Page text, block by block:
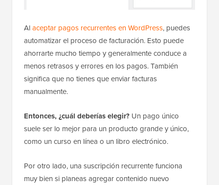
Alaceptar pagos recurrentes en WordPress, puedes
automatizar el proceso de facturación. Esto puede
ahorrarte mucho tiempo y generalmente conduce a
menos retrasos y errores en los pagos. También
significa que no tienes que enviar facturas
manualmente.
Entonces, ¿cuál deberías elegir? Un pago único
suele ser lo mejor para un producto grande y único,
como un curso en línea o un libro electrónico.
Por otro lado, una suscripción recurrente funciona
muy bien si planeas agregar contenido nuevo